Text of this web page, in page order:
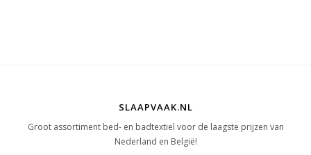
SLAAPVAAK.NL
Groot assortiment bed- en badtextiel voor de laagste prijzen van
Nederland en België!